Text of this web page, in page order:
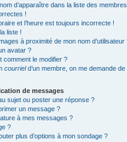
d’apparaître dans la liste des
!
et l’heure est toujours incorrecte !
liste !
à proximité de mon nom d’utilisateur
avatar ?
comment le modifier ?
courrield’un membre, on me demande
de messages
sujet ou poster une réponse ?
un message ?
à mes messages ?
?
plus d’options à mon sondage ?